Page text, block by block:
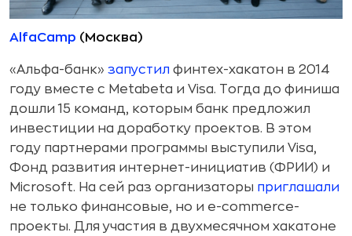
AlfaCamp (Москва)
«Альфа-банк» запустил финтех-хакатон в 2014
году вместе с Metabeta и Visa. Тогда до финиша
дошли 15 команд, которым банк предложил
инвестиции на доработку проектов. В этом
году партнерами программы выступили Visa,
Фонд развития интернет-инициатив (ФРИИ) и
Microsoft. На сей раз организаторы приглашали
не только финансовые, но и e-commerce-
проекты. Для участия в двухмесячном хакатоне